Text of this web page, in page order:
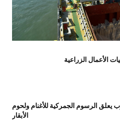
الأعمال الزراعية
يعلق الرسوم الجمركية للأغنام ولحوم
الأبقار